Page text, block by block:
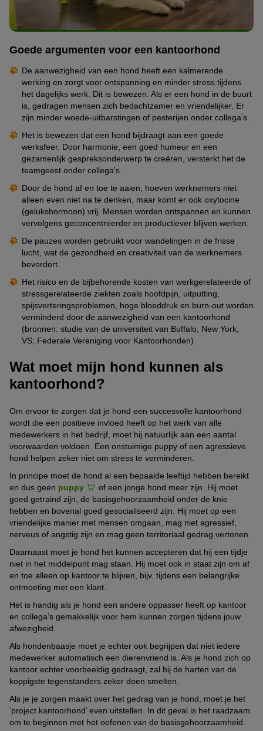
Goede argumenten voor een kantoorhond
De aanwezigheid van een hond heeft een kalmerende
werking en zorgt voor ontspanning en minder stress tijdens
het dagelijks werk. Dit is bewezen. Als er een hond in de buurt
is, gedragen mensen zich bedachtzamer en vriendelijker. Er
zijn minder woede-uitbarstingen of pesterijen onder collega’s.
Het is bewezen dat een hond bijdraagt aan een goede
werksfeer. Door harmonie, een goed humeur en een
gezamenlijk gespreksonderwerp te creëren, versterkt het de
teamgeest onder collega’s.
Door de hond af en toe te aaien, hoeven werknemers niet
alleen even niet na te denken, maar komt er ook oxytocine
(gelukshormoon) vrij. Mensen worden ontspannen en kunnen
vervolgens geconcentreerder en productiever blijven werken.
De pauzes worden gebruikt voor wandelingen in de frisse
lucht, wat de gezondheid en creativiteit van de werknemers
bevordert.
Het risico en de bijbehorende kosten van werkgerelateerde of
stressgerelateerde ziekten zoals hoofdpijn, uitputting,
spijsverteringsproblemen, hoge bloeddruk en burn-out worden
verminderd door de aanwezigheid van een kantoorhond
(bronnen: studie van de universiteit van Buffalo, New York,
VS; Federale Vereniging voor Kantoorhonden)
Wat moet mijn hond kunnen als
kantoorhond?
Om ervoor te zorgen dat je hond een succesvolle kantoorhond
wordt die een positieve invloed heeft op het werk van alle
medewerkers in het bedrijf, moet hij natuurlijk aan een aantal
voorwaarden voldoen. Een onstuimige puppy of een agressieve
hond helpen zeker niet om stress te verminderen.
In principe moet de hond al een bepaalde leeftijd hebben bereikt
en dus geen puppy
of een jonge hond meer zijn. Hij moet
goed getraind zijn, de basisgehoorzaamheid onder de knie
hebben en bovenal goed gesocialiseerd zijn. Hij moet op een
vriendelijke manier met mensen omgaan, mag niet agressief,
nerveus of angstig zijn en mag geen territoriaal gedrag vertonen.
Daarnaast moet je hond het kunnen accepteren dat hij een tijdje
niet in het middelpunt mag staan. Hij moet ook in staat zijn om af
en toe alleen op kantoor te blijven, bijv. tijdens een belangrijke
ontmoeting met een klant.
Het is handig als je hond een andere oppasser heeft op kantoor
en collega’s gemakkelijk voor hem kunnen zorgen tijdens jouw
afwezigheid.
Als hondenbaasje moet je echter ook begrijpen dat niet iedere
medewerker automatisch een dierenvriend is. Als je hond zich op
kantoor echter voorbeeldig gedraagt, zal hij de harten van de
koppigste tegenstanders zeker doen smelten.
Als je je zorgen maakt over het gedrag van je hond, moet je het
‘project kantoorhond’ even uitstellen. In dit geval is het raadzaam
om te beginnen met het oefenen van de basisgehoorzaamheid.